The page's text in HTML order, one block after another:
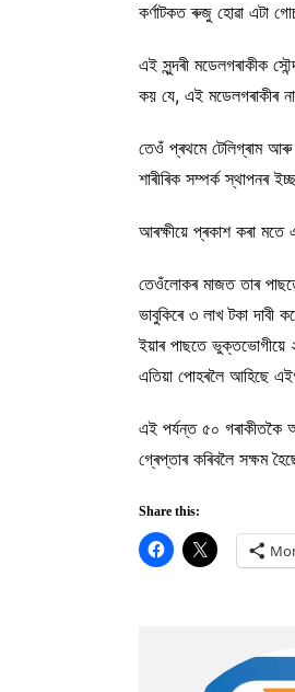
কৰ্ণাটকত ৰুজু হোৱা এটা
এই সুন্দৰী মডেলগৰাকীক
কয় যে, এই মডেলগৰাকীৰ
তেওঁ প্ৰথমে টেলিগ্ৰাম
শাৰীৰিক সম্পৰ্ক স্থাপনৰ
আৰক্ষীয়ে প্ৰকাশ কৰা মতে
তেওঁলোকৰ মাজত তাৰ
ভাবুকিৰে ৩ লাখ টকা দাবী
ইয়াৰ পাছতে ভুক্তভোগীয়ে
এতিয়া পোহৰলৈ আহিছে
এই পৰ্যন্ত ৫০ গৰাকীতকৈ
গ্ৰেপ্তাৰ কৰিবলৈ সক্ষম
Share this: